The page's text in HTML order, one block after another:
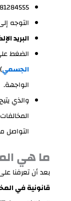
التوجه
البريد
الضغط
الجسمي
الواجهة.
والذي
التواصل
ما هي
بعد أن تعرفنا
قانونية في